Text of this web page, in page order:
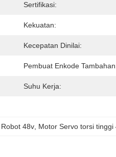
Sertifikasi:
Kekuatan:
Kecepatan Dinilai:
Pembuat Enkode
Suhu Kerja:
48v, Motor Servo torsi tinggi